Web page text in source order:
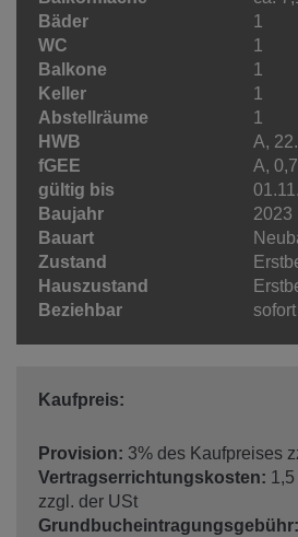
Bäder
1
WC
1
Balkone
1
Keller
1
Abstellräume
1
HWB
A,
fGEE
A,
gültig bis
Baujahr
2023
Bauart
Zustand
Hauszustand
Beziehbar
sofort
Kaufpreis:
Provision: 3% des Kaufpreises
Vertragserrichtungskosten:
zzgl. der USt
Grundbucheintragungsgebühr: